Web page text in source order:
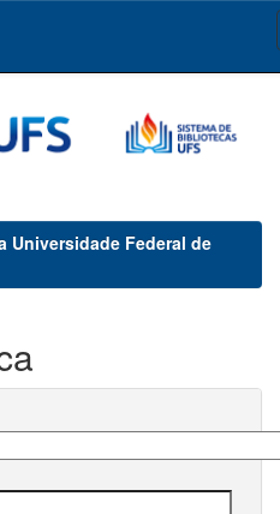
Federal de